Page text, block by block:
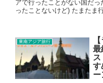
アで行ったことがない国だ
ったことないけど) たまたま
東南アジア旅行
最
す
ー